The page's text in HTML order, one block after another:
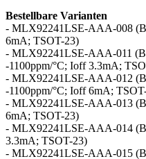
Bestellbare Varianten
- MLX92241LSE-AAA-008
6mA; TSOT-23)
- MLX92241LSE-AAA-011
-1100ppm/°C; Ioff 3.3mA;
- MLX92241LSE-AAA-012
-1100ppm/°C; Ioff 6mA;
- MLX92241LSE-AAA-013
6mA; TSOT-23)
- MLX92241LSE-AAA-014
3.3mA; TSOT-23)
- MLX92241LSE-AAA-015